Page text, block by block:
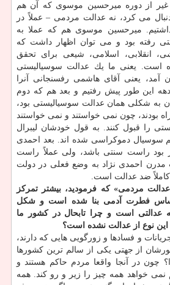
از دوره میرحسین موسوی كه آن هم
می كرد، نه عدالت مردمی – عملاً در
میرحسین موسوی هم كه عملا به
رفته بود و می توان اظهار داشت كه
انقلابی، اسلامی، شیعی برای تحقق
است. یعنی ما یك عدالت سوسیالیستی
آمد، یعنی آقای هاشمی رفسنجانی آنرا
دهه این طور پیش رفتیم و بعد هم كه دوم
به شكلی همان عدالت سوسیالیستی بود،
بودند، چون نمی خواستند و نمی خواستند
را قبول كنند. به قول خودشان لیبرال
سوسیال دموكراسی شده اند. بعد احمدی
بود راست سنتی باشد، ولی عملاً راست
احمدی نژاد به وضع فعلی در دولت
كاملاً ضد عدالت است.
مردمی» كه فرمودید، بیشتر تمركز
اساس فطرت آدمی بنا شده است و شكل
عدالتی است و چرا تابحال در كشور ما
این نوع از عدالت نشده است؟
جریانات و فسادها و زورگویی هایی كه دارند،
از جهتی یكی از سالم ترین كشورها
چون در آنجا واقعا مردم حاكم هستند و
خواهد همه چیز را زیر و رو كند. همه